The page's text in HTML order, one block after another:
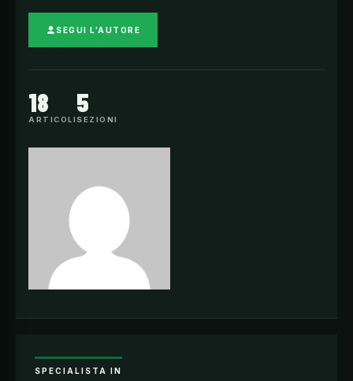
SEGUI L'AUTORE
18
ARTICOLI
5
SEZIONI
SPECIALISTA IN